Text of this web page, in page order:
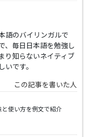
語のバイリンガルで
、毎日日本語を勉強し
り知らないネイティブ
です。
この記事を書いた人
使い方を例文で紹介